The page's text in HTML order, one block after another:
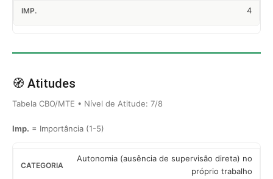
4
🧭 Atitudes
Tabela CBO/MTE • Nível de Atitude: 7/8
Imp. = Importância (1-5)
Autonomia (ausência de supervisão direta) no
próprio trabalho